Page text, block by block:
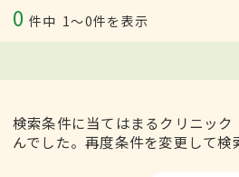
0 件中 1〜0件を表示
検索条件に当てはまるクリニック
んでした。再度条件を変更して検